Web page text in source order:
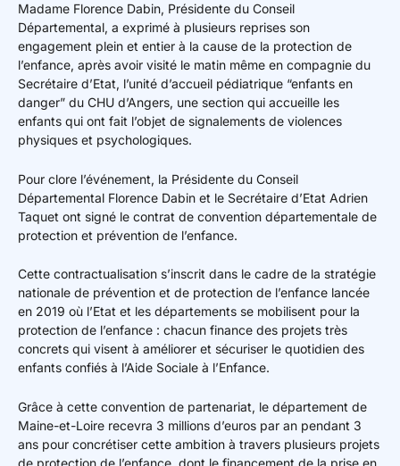
Madame Florence Dabin, Présidente du Conseil
Départemental, a exprimé à plusieurs reprises son
engagement plein et entier à la cause de la protection de
l’enfance, après avoir visité le matin même en compagnie du
Secrétaire d’Etat, l’unité d’accueil pédiatrique “enfants en
danger” du CHU d’Angers, une section qui accueille les
enfants qui ont fait l’objet de signalements de violences
physiques et psychologiques.
Pour clore l’événement, la Présidente du Conseil
Départemental Florence Dabin et le Secrétaire d’Etat Adrien
Taquet ont signé le contrat de convention départementale de
protection et prévention de l’enfance.
Cette contractualisation s’inscrit dans le cadre de la stratégie
nationale de prévention et de protection de l’enfance lancée
en 2019 où l’Etat et les départements se mobilisent pour la
protection de l’enfance : chacun finance des projets très
concrets qui visent à améliorer et sécuriser le quotidien des
enfants confiés à l’Aide Sociale à l’Enfance.
Grâce à cette convention de partenariat, le département de
Maine-et-Loire recevra 3 millions d’euros par an pendant 3
ans pour concrétiser cette ambition à travers plusieurs projets
de protection de l’enfance, dont le financement de la prise en